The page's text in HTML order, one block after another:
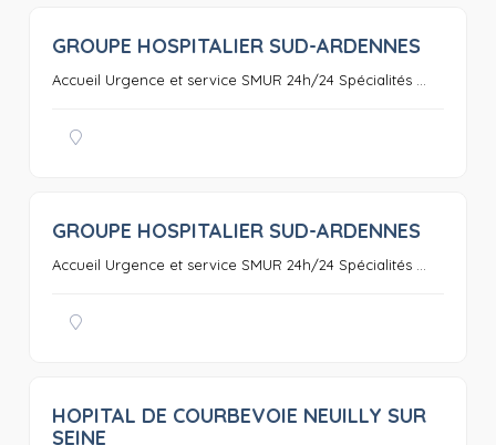
0
GROUPE HOSPITALIER SUD-ARDENNES
Accueil Urgence et service SMUR 24h/24 Spécialités ...
0
GROUPE HOSPITALIER SUD-ARDENNES
Accueil Urgence et service SMUR 24h/24 Spécialités ...
0
HOPITAL DE COURBEVOIE NEUILLY SUR
SEINE